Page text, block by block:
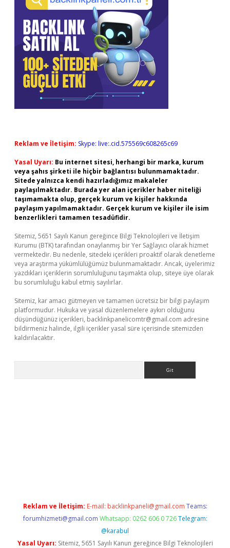
Reklam ve İletişim: Skype: live:.cid.575569c608265c69
Yasal Uyarı: Bu internet sitesi, herhangi bir marka, kurum
veya şahıs şirketi ile hiçbir bağlantısı bulunmamaktadır.
Sitede yalnızca kendi hazırladığımız makaleler
paylaşılmaktadır. Burada yer alan içerikler haber niteliği
taşımamakta olup, gerçek kurum ve kişiler hakkında
paylaşım yapılmamaktadır. Gerçek kurum ve kişiler ile isim
benzerlikleri tamamen tesadüfidir.
Sitemiz, 5651 Sayılı Kanun gereğince Bilgi Teknolojileri ve İletişim
Kurumu (BTK) tarafından onaylanmış bir Yer Sağlayıcı olarak hizmet
vermektedir. Bu nedenle, sitedeki içerikleri proaktif olarak denetleme
veya araştırma yükümlülüğümüz bulunmamaktadır. Ancak, üyelerimiz
yazdıkları içeriklerin sorumluluğunu taşımakta olup, siteye üye olarak
bu sorumluluğu kabul etmiş sayılırlar.
Sitemiz, kar amacı gütmeyen ve tamamen ücretsiz bir bilgi paylaşım
platformudur. Hukuka ve yasal düzenlemelere aykırı olduğunu
düşündüğünüz içerikleri, backlinkpanelicomtr@gmail.com adresine
bildirmeniz halinde, ilgili içerikler yasal süre içerisinde sitemizden
kaldırılacaktır.
Reklam ve İletişim: E-mail: backlinkpaneli@gmail.com Teams:
forumhizmeti@gmail.com Whatsapp: 0262 606 0 726 Telegram:
@karabul
Yasal Uyarı: Sitemiz, 5651 Sayılı Kanun gereğince Bilgi Teknolojileri